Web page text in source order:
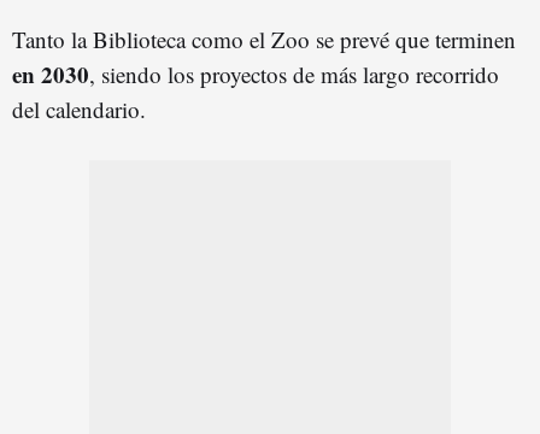
Tanto la Biblioteca como el Zoo se prevé que terminen
en 2030, siendo los proyectos de más largo recorrido
del calendario.